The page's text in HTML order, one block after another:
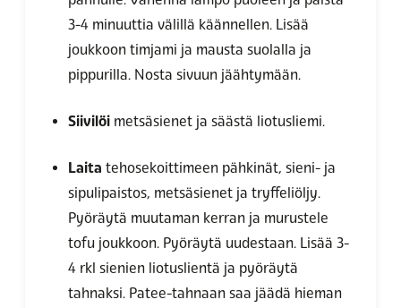
3-4 minuuttia välillä käännellen. Lisää
joukkoon timjami ja mausta suolalla ja
pippurilla. Nosta sivuun jäähtymään.
Siivilöi metsäsienet ja säästä liotusliemi.
Laita tehosekoittimeen pähkinät, sieni- ja
sipulipaistos, metsäsienet ja tryffeliöljy.
Pyöräytä muutaman kerran ja murustele
tofu joukkoon. Pyöräytä uudestaan. Lisää 3-
4 rkl sienien liotuslientä ja pyöräytä
tahnaksi. Patee-tahnaan saa jäädä hieman